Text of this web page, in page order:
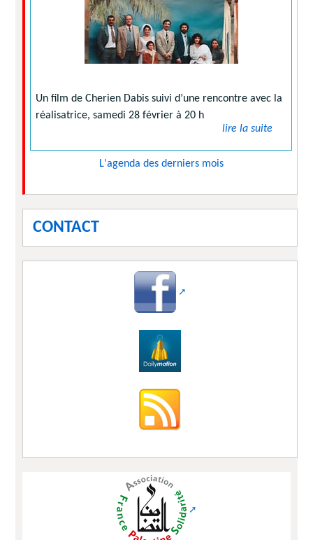
Un film de Cherien Dabis suivi d’une rencontre avec la
réalisatrice, samedi 28 février à 20 h
lire la suite
L'agenda des derniers mois
CONTACT